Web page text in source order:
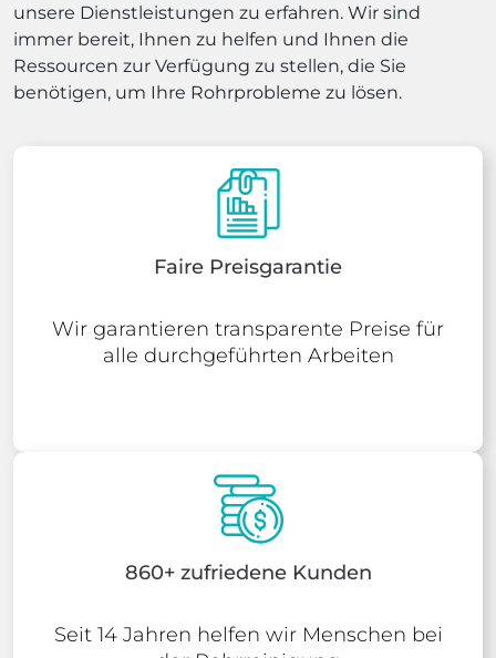
unsere Dienstleistungen zu erfahren. Wir sind
immer bereit, Ihnen zu helfen und Ihnen die
Ressourcen zur Verfügung zu stellen, die Sie
benötigen, um Ihre Rohrprobleme zu lösen.
Faire Preisgarantie
Wir garantieren transparente Preise für
alle durchgeführten Arbeiten
860+ zufriedene Kunden
Seit 14 Jahren helfen wir Menschen bei